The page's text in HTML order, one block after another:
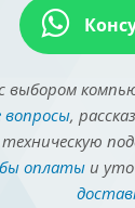
выбором
вопросы,
оплатыи